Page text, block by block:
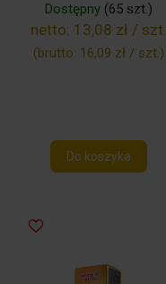
Dostępny(65 szt.)
netto: 13,08 zł / szt.
(brutto: 16,09 zł / szt.)
Do koszyka